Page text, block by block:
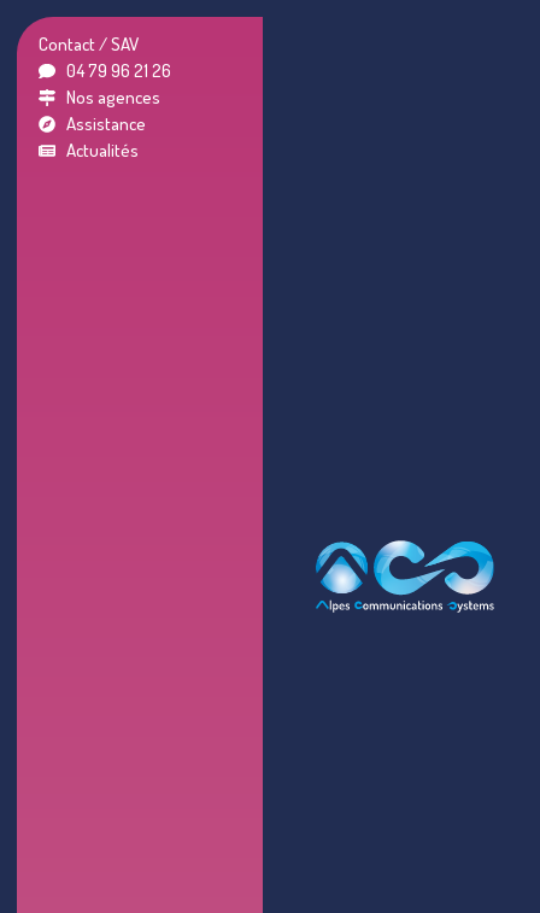
Contact / SAV
04 79 96 21 26
Nos agences
Assistance
Actualités